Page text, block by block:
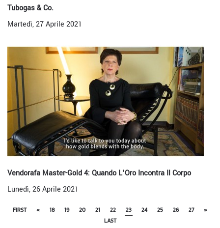
Tubogas & Co.
Martedì, 27 Aprile 2021
Vendorafa Master-Gold 4: Quando L’Oro Incontra Il Corpo
Lunedì, 26 Aprile 2021
FIRST « 18 19 20 21 22 23 24 25 26 27
»
LAST